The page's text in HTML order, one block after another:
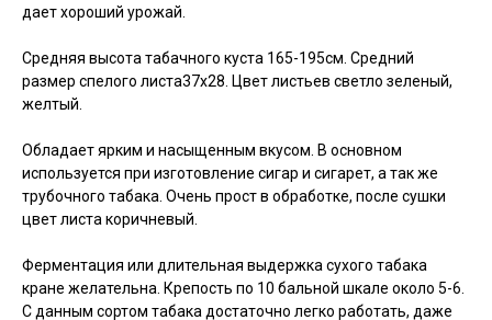
дает хороший урожай.
Средняя высота табачного куста 165-195см. Средний
размер спелого листа37x28. Цвет листьев светло зеленый,
желтый.
Обладает ярким и насыщенным вкусом. В основном
используется при изготовление сигар и сигарет, а так же
трубочного табака. Очень прост в обработке, после сушки
цвет листа коричневый.
Ферментация или длительная выдержка сухого табака
кране желательна. Крепость по 10 бальной шкале около 5-6.
С данным сортом табака достаточно легко работать, даже